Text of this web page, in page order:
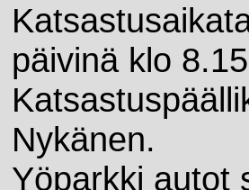
päivinä klo
Nykänen.
Yöparkki autot